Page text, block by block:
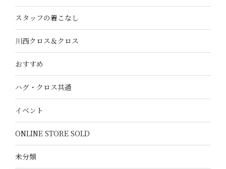
スタッフの着こなし
川西クロス＆クロス
おすすめ
ハグ・クロス共通
イベント
ONLINE STORE SOLD
未分類